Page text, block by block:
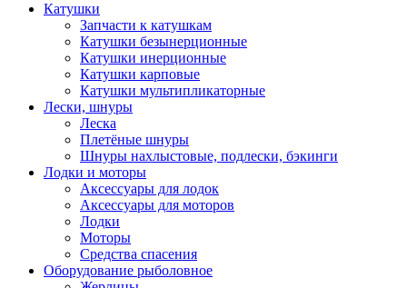
Катушки
Запчасти к катушкам
Катушки безынерционные
Катушки инерционные
Катушки карповые
Катушки мультипликаторные
Лески, шнуры
Леска
Плетёные шнуры
Шнуры нахлыстовые, подлески, бэкинги
Лодки и моторы
Аксессуары для лодок
Аксессуары для моторов
Лодки
Моторы
Средства спасения
Оборудование рыболовное